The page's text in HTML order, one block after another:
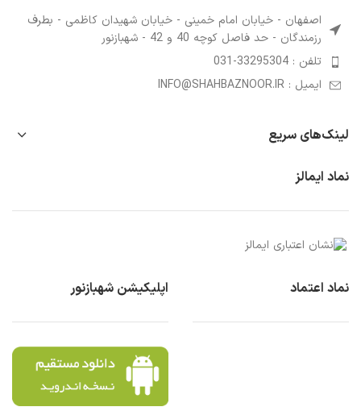
اصفهان - خیابان امام خمینی - خیابان شهیدان کاظمی - بطرف
رزمندگان - حد فاصل کوچه 40 و 42 - شهبازنور
تلفن : 33295304-031
ایمیل : INFO@SHAHBAZNOOR.IR
لینک‌های سریع
نماد ایمالز
نماد اعتماد اپلیکیشن شهبازنور